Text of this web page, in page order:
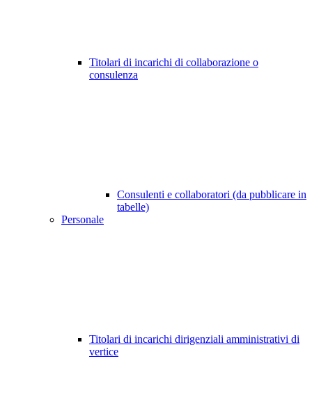
Titolari di incarichi di collaborazione o
consulenza
Consulenti e collaboratori (da pubblicare in
tabelle)
Personale
Titolari di incarichi dirigenziali amministrativi di
vertice